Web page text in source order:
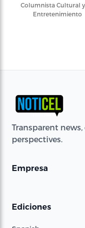
Columnista Cultural
Entretenimiento
Transparent
perspectives.
Empresa
Ediciones